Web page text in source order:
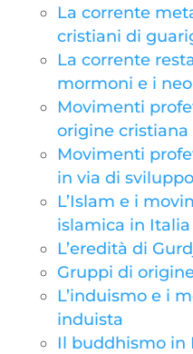
La corrente
cristiani di
La corrente
mormoni e i
Movimenti
origine cristiana
Movimenti
in via di sviluppo
L’Islam e i
islamica in Italia
L’eredità di
Gruppi di
L’induismo e i
induista
Il buddhismo in